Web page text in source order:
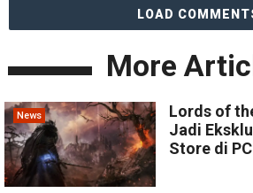
LOAD
More
News
Lords of
Jadi
Store di PC